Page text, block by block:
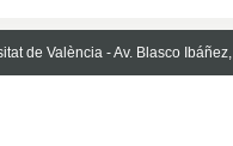
de València - Av. Blasco